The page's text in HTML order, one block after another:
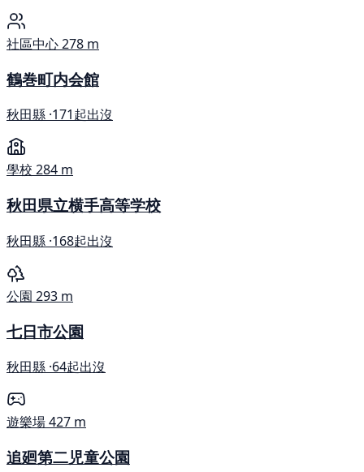
社區中心278 m
鶴巻町内会館
秋田縣 ·171起出沒
學校 284 m
秋田県立横手高等学校
秋田縣 ·168起出沒
公園 293 m
七日市公園
秋田縣 ·64起出沒
遊樂場427 m
追廻第二児童公園